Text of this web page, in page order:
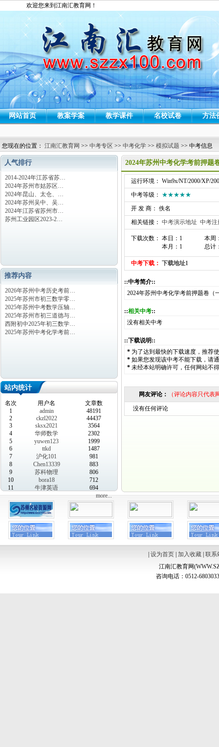
欢迎您来到江南汇教育网！
网站首页 教案学案 教学课件 名校试卷 方法
您现在的位置： 江南汇教育网 >> 中考专区 >> 中考化学 >> 模拟试题 >> 中考信息
人气排行
2014-2024年江苏省苏…
2024年苏州市姑苏区…
2024年昆山、太仓、…
2024年苏州吴中、吴…
2024年江苏省苏州市…
苏州工业园区2023-2…
推荐内容
2026年苏州中考历史考前…
2025年苏州市初三数学零…
2025年苏州中考数学压轴…
2025年苏州市初三道德与…
西附初中2025年初三数学…
2025年苏州中考化学考前…
站内统计
名次 用户名
文章数
1
admin
48191
2
ckzl2022
44437
3
sksx2021
3564
4
华师数学
2302
5
yuwen123
1999
6
ttkd
1487
7
沪化101
981
8
Chen13339
883
9
苏科物理
806
10
bora18
712
11
牛津英语
694
more...
2024年苏州中考化学考前押题
运行环境： Win9x/NT/2000/XP/
中考等级： ★★★★★
开 发 商： 佚名
相关链接： 中考演示地址 中考注
下载次数： 本日：1
本月：1
本周
总计
中考下载： 下载地址1
::中考简介::
2024年苏州中考化学考前押题卷（
::相关中考::
没有相关中考
::下载说明::
* 为了达到最快的下载速度，推荐
* 如果您发现该中考不能下载，请
* 未经本站明确许可，任何网站不
网友评论： （评论内容只代
没有任何评论
设为首页| 加入收藏| 联系
江南汇教育网
咨询电话：0512-